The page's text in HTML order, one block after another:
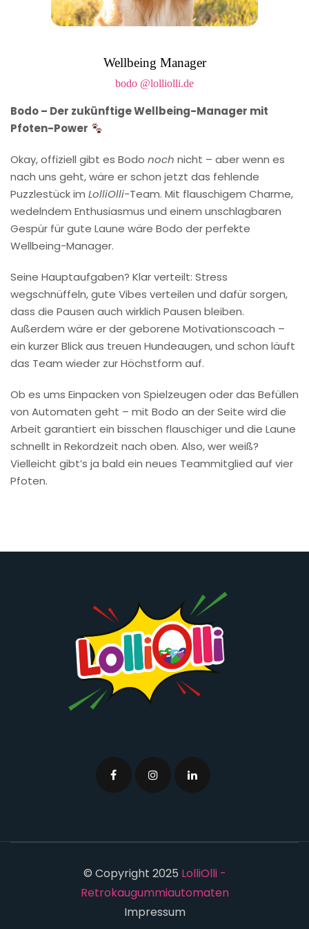
Wellbeing Manager
bodo @lolliolli.de
Bodo – Der zukünftige Wellbeing-Manager mit
Pfoten-Power
Okay, offiziell gibt es Bodo noch nicht – aber wenn es
nach uns geht, wäre er schon jetzt das fehlende
Puzzlestück im LolliOlli-Team. Mit flauschigem Charme,
wedelndem Enthusiasmus und einem unschlagbaren
Gespür für gute Laune wäre Bodo der perfekte
Wellbeing-Manager.
Seine Hauptaufgaben? Klar verteilt: Stress
wegschnüffeln, gute Vibes verteilen und dafür sorgen,
dass die Pausen auch wirklich Pausen bleiben.
Außerdem wäre er der geborene Motivationscoach –
ein kurzer Blick aus treuen Hundeaugen, und schon läuft
das Team wieder zur Höchstform auf.
Ob es ums Einpacken von Spielzeugen oder das Befüllen
von Automaten geht – mit Bodo an der Seite wird die
Arbeit garantiert ein bisschen flauschiger und die Laune
schnellt in Rekordzeit nach oben. Also, wer weiß?
Vielleicht gibt’s ja bald ein neues Teammitglied auf vier
Pfoten.
© Copyright 2025 LolliOlli -
Retrokaugummiautomaten
Impressum